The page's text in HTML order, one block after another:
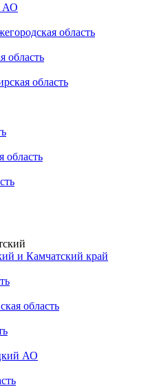
АО
область
область
область
область
и Камчатский край
область
АО